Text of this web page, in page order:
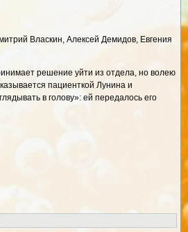
Власкин, Алексей Демидов, Евгения
решение уйти из отдела, но волею
пациенткой Лунина и
в голову»: ей передалось его